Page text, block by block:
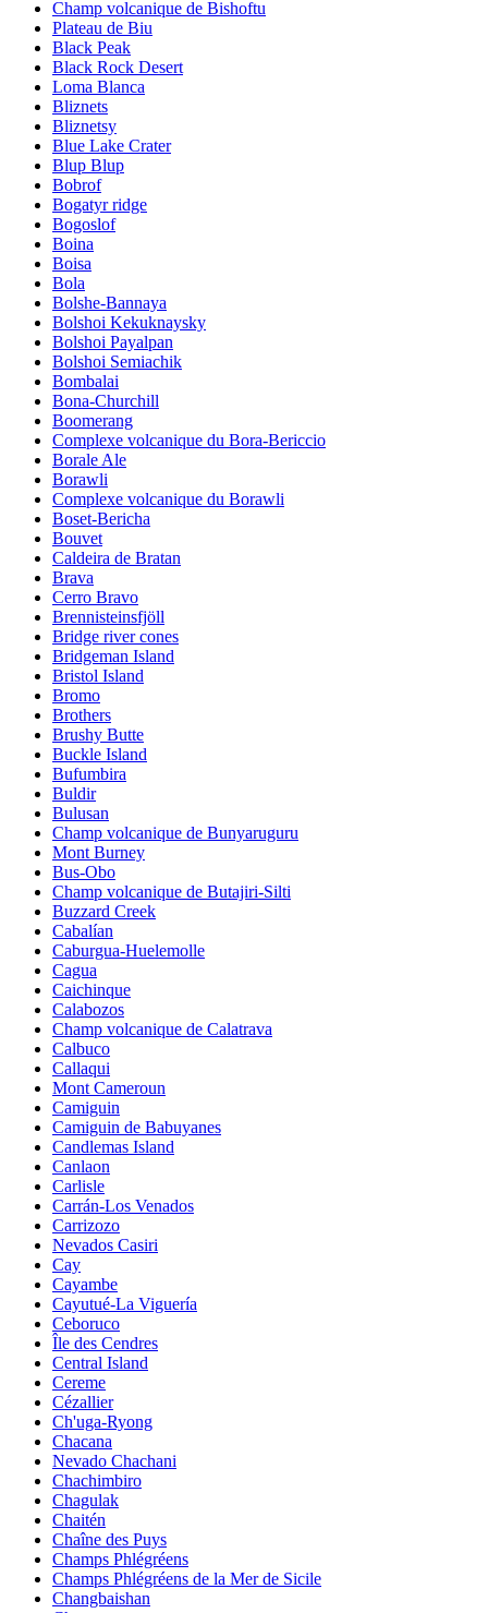
Champ volcanique de Bishoftu
Plateau de Biu
Black Peak
Black Rock Desert
Loma Blanca
Bliznets
Bliznetsy
Blue Lake Crater
Blup Blup
Bobrof
Bogatyr ridge
Bogoslof
Boina
Boisa
Bola
Bolshe-Bannaya
Bolshoi Kekuknaysky
Bolshoi Payalpan
Bolshoi Semiachik
Bombalai
Bona-Churchill
Boomerang
Complexe volcanique du Bora-Bericcio
Borale Ale
Borawli
Complexe volcanique du Borawli
Boset-Bericha
Bouvet
Caldeira de Bratan
Brava
Cerro Bravo
Brennisteinsfjöll
Bridge river cones
Bridgeman Island
Bristol Island
Bromo
Brothers
Brushy Butte
Buckle Island
Bufumbira
Buldir
Bulusan
Champ volcanique de Bunyaruguru
Mont Burney
Bus-Obo
Champ volcanique de Butajiri-Silti
Buzzard Creek
Cabalían
Caburgua-Huelemolle
Cagua
Caichinque
Calabozos
Champ volcanique de Calatrava
Calbuco
Callaqui
Mont Cameroun
Camiguin
Camiguin de Babuyanes
Candlemas Island
Canlaon
Carlisle
Carrán-Los Venados
Carrizozo
Nevados Casiri
Cay
Cayambe
Cayutué-La Viguería
Ceboruco
Île des Cendres
Central Island
Cereme
Cézallier
Ch'uga-Ryong
Chacana
Nevado Chachani
Chachimbiro
Chagulak
Chaitén
Chaîne des Puys
Champs Phlégréens
Champs Phlégréens de la Mer de Sicile
Changbaishan